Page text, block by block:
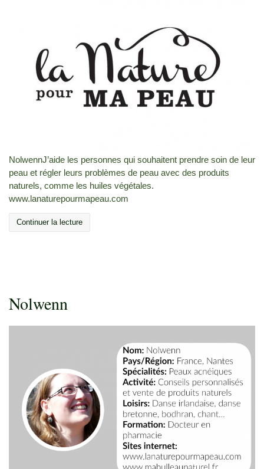
NolwennJ’aide les personnes qui souhaitent prendre soin de leur
peau et régler leurs problèmes de peau avec des produits
naturels, comme les huiles végétales.
www.lanaturepourmapeau.com
Continuer la lecture
Nolwenn